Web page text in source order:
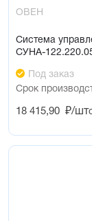
ОВЕН
Система
СУНА-
Под заказ
Срок
18 415,90 ₽/шт